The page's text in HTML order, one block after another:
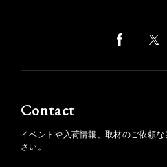
Contact
イベントや入荷情報、取材のご依頼
さい。